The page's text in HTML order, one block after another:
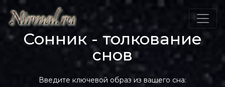
Сонник - толкование
снов
Введите ключевой образ из вашего сна: